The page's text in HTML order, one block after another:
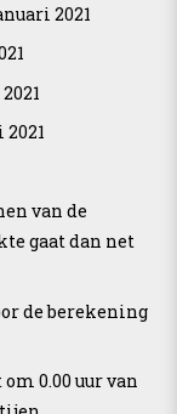
2021
van de
gaat dan net
de berekening
0.00 uur van